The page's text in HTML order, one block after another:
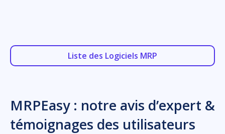
Liste des Logiciels MRP
MRPEasy : notre avis d’expert &
témoignages des utilisateurs